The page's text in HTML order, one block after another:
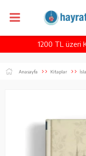
1200 TL üzeri
Anasayfa Kitaplar